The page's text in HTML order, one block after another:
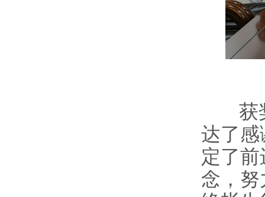
获
达了感
定了
念，